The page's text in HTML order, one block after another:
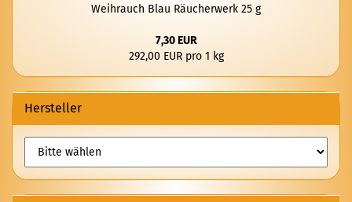
Weih­rauch Blau Räu­cher­werk 25 g
7,30 EUR
292,00 EUR pro 1 kg
Hersteller